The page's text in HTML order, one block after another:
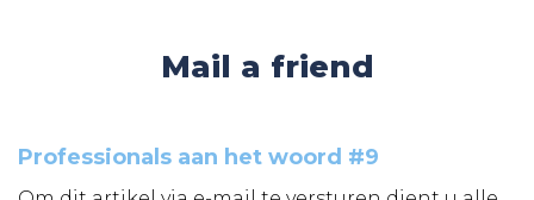
Mail a friend
Professionals aan het woord #9